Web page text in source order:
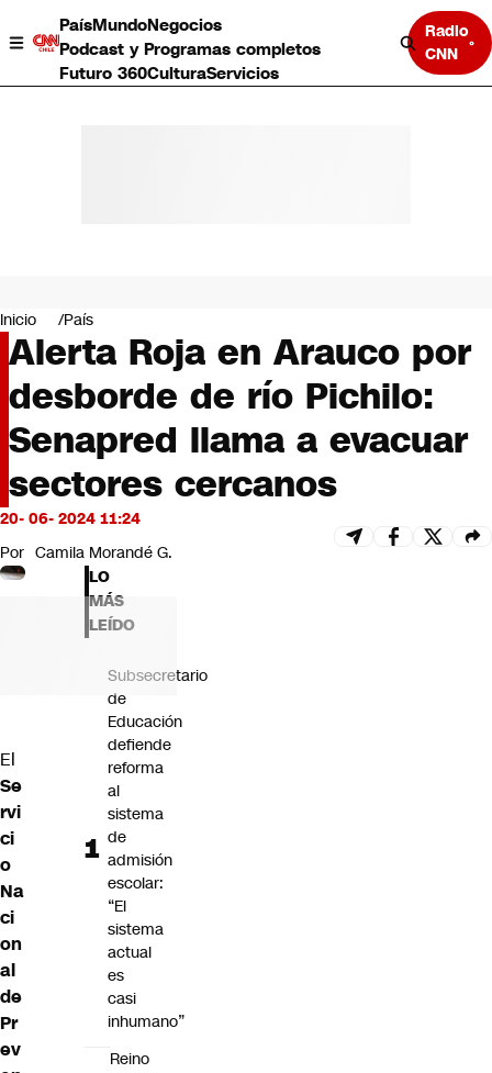
PaísMundoNegocios
Podcast y Programas completos
Futuro 360CulturaServicios
Radio
CNN
Negocios
Deportes
Programas completos
Cultura
Servicios
Bits
CNN Data
CNN tiempo
Futuro 360
Inicio País
Alerta Roja en Arauco por
desborde de río Pichilo:
Senapred llama a evacuar
sectores cercanos
20- 06- 2024 11:24
Por Camila Morandé G.
El
Se
rvi
ci
o
Na
ci
on
al
de
Pr
ev
LO
MÁS
LEÍDO
Subsecretario
de
Educación
defiende
reforma
al
sistema
de
admisión
escolar:
“El
sistema
actual
es
casi
inhumano”
Reino